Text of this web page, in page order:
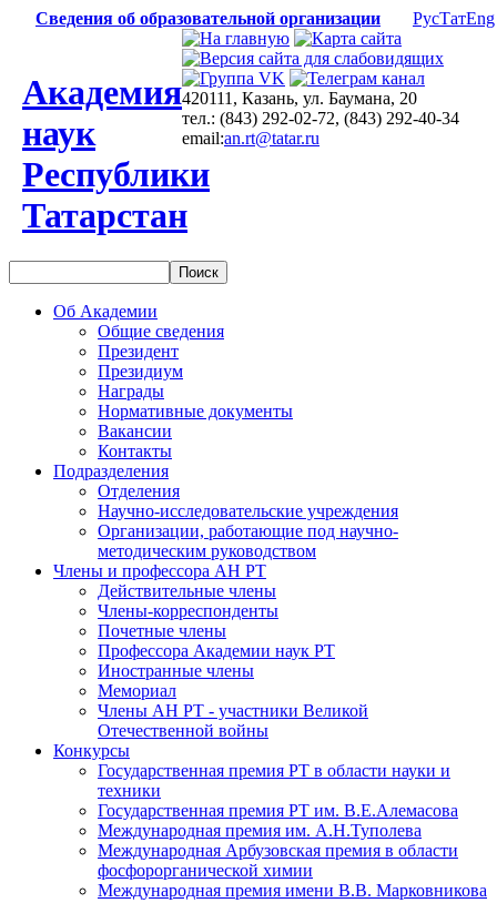
Сведения об образовательной организации РусТатEng
Академия
наук
Республики
Татарстан
420111, Казань, ул. Баумана, 20
тел.: (843) 292-02-72, (843) 292-40-34
email:an.rt@tatar.ru
Об Академии
Общие сведения
Президент
Президиум
Награды
Нормативные документы
Вакансии
Контакты
Подразделения
Отделения
Научно-исследовательские учреждения
Организации, работающие под научно-
методическим руководством
Члены и профессора АН РТ
Действительные члены
Члены-корреспонденты
Почетные члены
Профессора Академии наук РТ
Иностранные члены
Мемориал
Члены АН РТ - участники Великой
Отечественной войны
Конкурсы
Государственная премия РТ в области науки и
техники
Государственная премия РТ им. В.Е.Алемасова
Международная премия им. А.Н.Туполева
Международная Арбузовская премия в области
фосфорорганической химии
Международная премия имени В.В. Марковникова